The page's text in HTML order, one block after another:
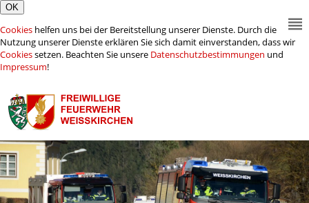
Cookies helfen uns bei der Bereitstellung unserer Dienste. Durch die
Nutzung unserer Dienste erklären Sie sich damit einverstanden, dass wir
Cookiessetzen. Beachten Sie unsere Datenschutzbestimmungen und
Impressum!